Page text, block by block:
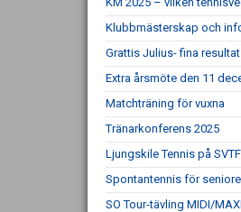
Klubbmästerskap och
Grattis Julius- fina
Extra årsmöte den 11
Matchträning för vuxna
Tränarkonferens 2025
Ljungskile Tennis på
Spontantennis för
SO Tour-tävling MIDI/